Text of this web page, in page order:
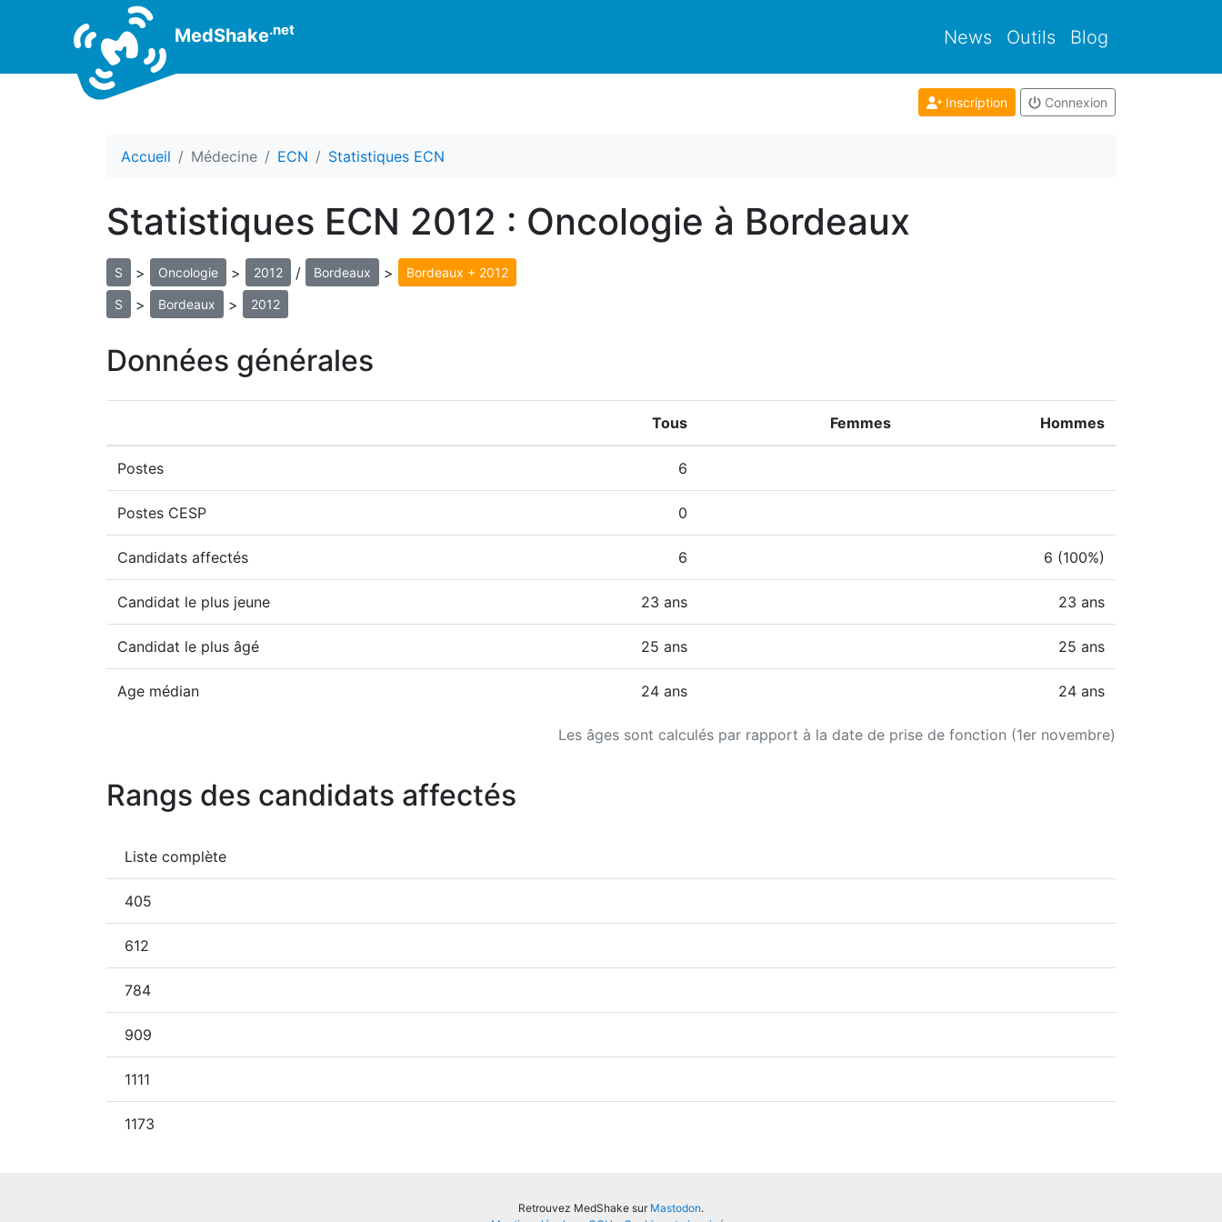
MedShake.net News Outils Blog
Inscription Connexion
Accueil Médecine ECN Statistiques ECN
Statistiques ECN 2012 : Oncologie à Bordeaux
S > Oncologie > 2012 / Bordeaux > Bordeaux + 2012
S > Bordeaux > 2012
Données générales
Les âges sont calculés par rapport à la date de prise de fonction (1er novembre)
Tous Femmes Hommes
Postes 6
Postes CESP 0
Candidats affectés 6 6 (100%)
Candidat le plus jeune 23 ans 23 ans
Candidat le plus âgé 25 ans 25 ans
Age médian 24 ans 24 ans
Rangs des candidats affectés
Liste complète
405
612
784
909
1111
1173
Retrouvez MedShake sur Mastodon.